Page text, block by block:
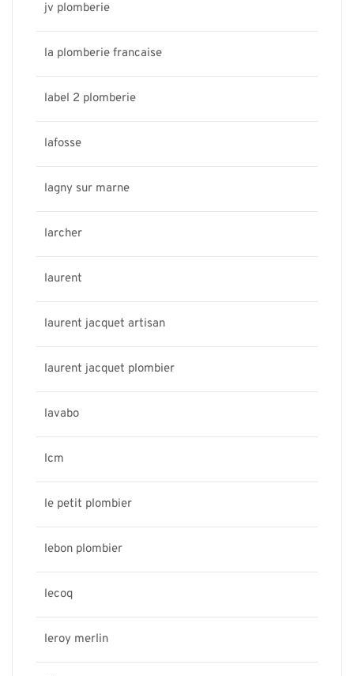
jv plomberie
la plomberie francaise
label 2 plomberie
lafosse
lagny sur marne
larcher
laurent
laurent jacquet artisan
laurent jacquet plombier
lavabo
lcm
le petit plombier
lebon plombier
lecoq
leroy merlin